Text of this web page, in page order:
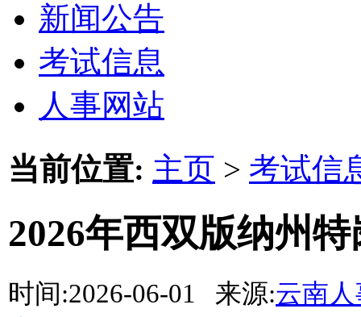
新闻公告
考试信息
人事网站
当前位置: 主页 > 考试信
2026年西双版纳州
时间:2026-06-01 来源:云南